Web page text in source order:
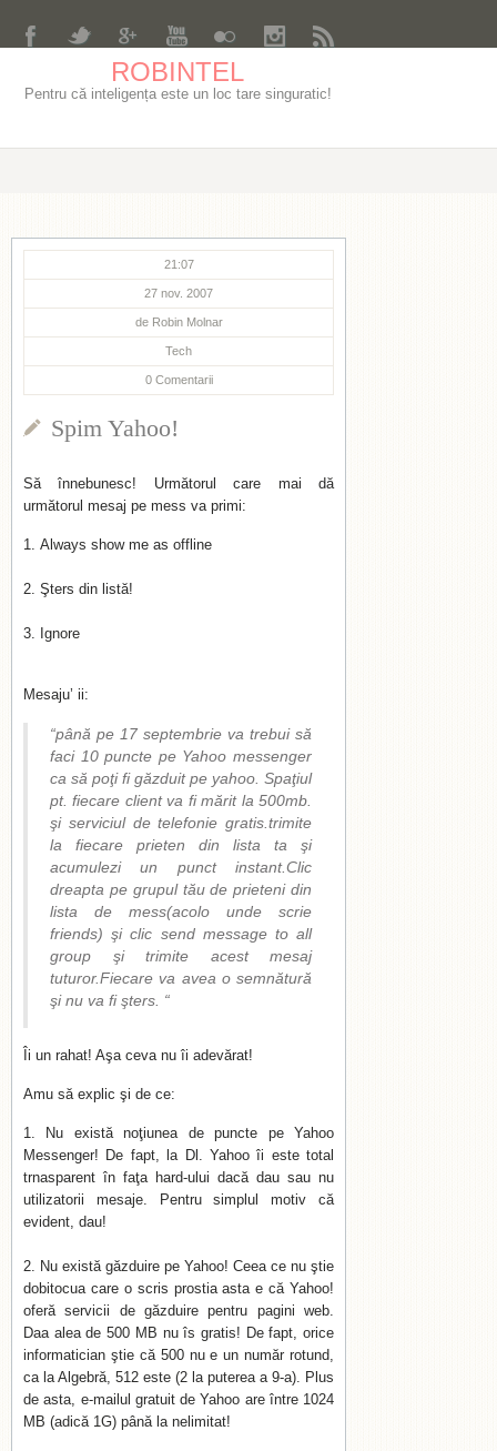
ROBINTEL
Pentru că inteligența este un loc tare singuratic!
21:07
27 nov. 2007
de Robin Molnar
Tech
0 Comentarii
Spim Yahoo!
Să înnebunesc! Următorul care mai dă
următorul mesaj pe mess va primi:
Always show me as offline
Şters din listă!
Ignore
Mesaju’ ii:
“până pe 17 septembrie va trebui să
faci 10 puncte pe Yahoo messenger
ca să poţi fi găzduit pe yahoo. Spaţiul
pt. fiecare client va fi mărit la 500mb.
şi serviciul de telefonie gratis.trimite
la fiecare prieten din lista ta şi
acumulezi un punct instant.Clic
dreapta pe grupul tău de prieteni din
lista de mess(acolo unde scrie
friends) şi clic send message to all
group şi trimite acest mesaj
tuturor.Fiecare va avea o semnătură
şi nu va fi şters. “
Îi un rahat! Aşa ceva nu îi adevărat!
Amu să explic şi de ce:
Nu există noţiunea de puncte pe Yahoo
Messenger! De fapt, la Dl. Yahoo îi este total
trnasparent în faţa hard-ului dacă dau sau nu
utilizatorii mesaje. Pentru simplul motiv că
evident, dau!
Nu există găzduire pe Yahoo! Ceea ce nu ştie
dobitocua care o scris prostia asta e că Yahoo!
oferă servicii de găzduire pentru pagini web.
Daa alea de 500 MB nu îs gratis! De fapt, orice
informatician ştie că 500 nu e un număr rotund,
ca la Algebră, 512 este (2 la puterea a 9-a). Plus
de asta, e-mailul gratuit de Yahoo are între 1024
MB (adică 1G) până la nelimitat!